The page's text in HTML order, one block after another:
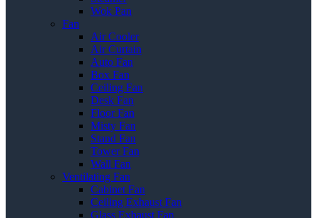
Wok Pan
Fan
Air Cooler
Air Curtain
Auto Fan
Box Fan
Ceiling Fan
Desk Fan
Floor Fan
Misty Fan
Stand Fan
Tower Fan
Wall Fan
Ventilating Fan
Cabinet Fan
Ceiling Exhaust Fan
Glass Exhaust Fan